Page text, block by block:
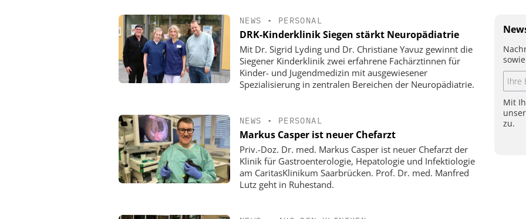
NEWS • PERSONAL
DRK-Kinderklinik Siegen stärkt Neuropädiatrie
Mit Dr. Sigrid Lyding und Dr. Christiane Yavuz gewinnt die
Siegener Kinderklinik zwei erfahrene Fachärztinnen für
Kinder- und Jugendmedizin mit ausgewiesener
Spezialisierung in zentralen Bereichen der Neuropädiatrie.
NEWS • PERSONAL
Markus Casper ist neuer Chefarzt
Priv.-Doz. Dr. med. Markus Casper ist neuer Chefarzt der
Klinik für Gastroenterologie, Hepatologie und Infektiologie
am CaritasKlinikum Saarbrücken. Prof. Dr. med. Manfred
Lutz geht in Ruhestand.
Mit
zu.